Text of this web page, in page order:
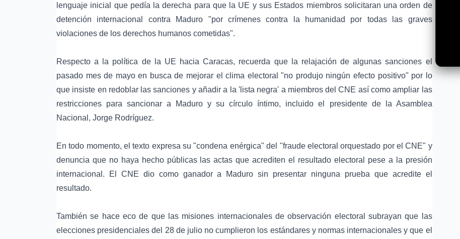
lenguaje inicial que pedía la derecha para que la UE y sus Estados miembros solicitaran una orden de
detención internacional contra Maduro "por crímenes contra la humanidad por todas las graves
violaciones de los derechos humanos cometidas".
Respecto a la política de la UE hacia Caracas, recuerda que la relajación de algunas sanciones el
pasado mes de mayo en busca de mejorar el clima electoral "no produjo ningún efecto positivo" por lo
que insiste en redoblar las sanciones y añadir a la 'lista negra' a miembros del CNE así como ampliar las
restricciones para sancionar a Maduro y su círculo íntimo, incluido el presidente de la Asamblea
Nacional, Jorge Rodríguez.
En todo momento, el texto expresa su "condena enérgica" del "fraude electoral orquestado por el CNE" y
denuncia que no haya hecho públicas las actas que acrediten el resultado electoral pese a la presión
internacional. El CNE dio como ganador a Maduro sin presentar ninguna prueba que acredite el
resultado.
También se hace eco de que las misiones internacionales de observación electoral subrayan que las
elecciones presidenciales del 28 de julio no cumplieron los estándares y normas internacionales y que el